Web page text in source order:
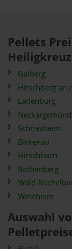
Pellets
Gaiberg
Hirschberg an
Ladenburg
Neckargemünd
Schriesheim
Birkenau
Hirschhorn
Rothenberg
Wald-
Weinheim
Auswahl